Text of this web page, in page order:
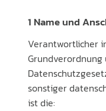
1 Name und
Verantwortlicher
sonstiger
ist die: